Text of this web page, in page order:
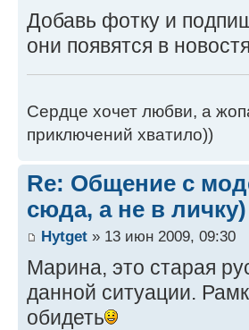
Добавь фотку и
они появятся в
Сердце хочет любви, а
приключений хватило))
Re: Общение с
сюда, а не в личку)
Hytget » 13 июн 2009, 09:30
Марина, это старая
данной ситуации.
обидеть